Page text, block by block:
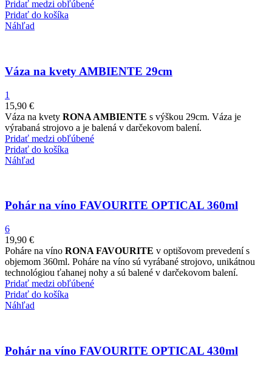
Pridať medzi obľúbené
Pridať do košíka
Náhľad
Váza na kvety AMBIENTE 29cm
1
15,90 €
Váza na kvety RONA AMBIENTE s výškou 29cm. Váza je
výrabaná strojovo a je balená v darčekovom balení.
Pridať medzi obľúbené
Pridať do košíka
Náhľad
Pohár na víno FAVOURITE OPTICAL 360ml
6
19,90 €
Poháre na víno RONA FAVOURITE v optišovom prevedení s
objemom 360ml. Poháre na víno sú vyrábané strojovo, unikátnou
technológiou ťahanej nohy a sú balené v darčekovom balení.
Pridať medzi obľúbené
Pridať do košíka
Náhľad
Pohár na víno FAVOURITE OPTICAL 430ml